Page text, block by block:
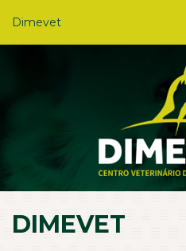
Dimevet
DIMEVET